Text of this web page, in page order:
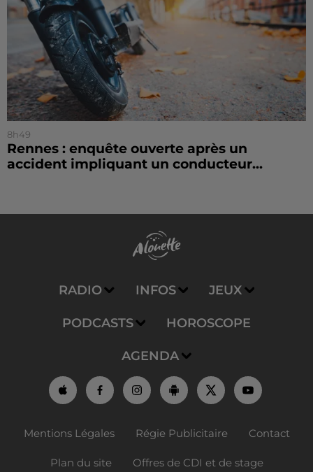
8h49
Rennes : enquête ouverte après un
accident impliquant un conducteur...
RADIO INFOS JEUX
PODCASTS HOROSCOPE
AGENDA
Mentions Légales Régie Publicitaire Contact
Plan du site Offres de CDI et de stage